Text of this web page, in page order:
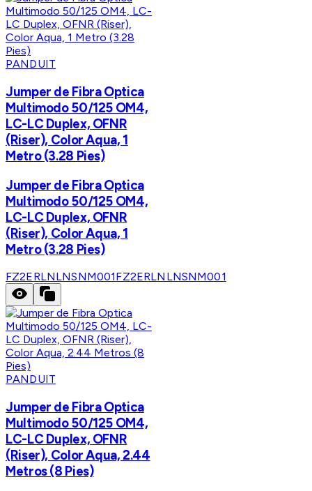
PANDUIT
Jumper de Fibra Optica
Multimodo 50/125 OM4,
LC-LC Duplex, OFNR
(Riser), Color Aqua, 1
Metro (3.28 Pies)
Jumper de Fibra Optica
Multimodo 50/125 OM4,
LC-LC Duplex, OFNR
(Riser), Color Aqua, 1
Metro (3.28 Pies)
FZ2ERLNLNSNM001FZ2ERLNLNSNM001
PANDUIT
Jumper de Fibra Optica
Multimodo 50/125 OM4,
LC-LC Duplex, OFNR
(Riser), Color Aqua, 2.44
Metros (8 Pies)